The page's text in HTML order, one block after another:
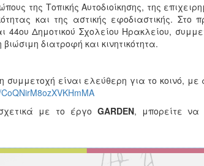
της Τοπικής Αυτοδιοίκησης, της
και της αστικής εφοδιαστικής.
Δημοτικού Σχολείου Ηρακλείου,
διατροφή και κινητικότητα.
συμμετοχή είναι ελεύθερη για το κοινό,
με το έργο GARDEN, μπορείτε να